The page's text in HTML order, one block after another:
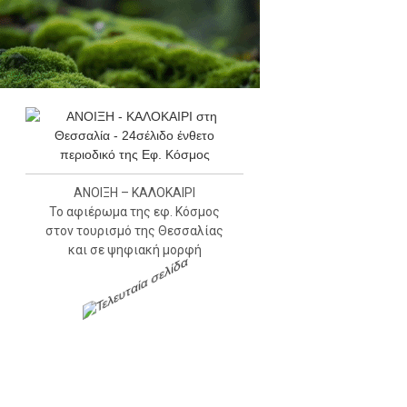
ΑΝΟΙΞΗ – ΚΑΛΟΚΑΙΡΙ
Το αφιέρωμα της εφ. Κόσμος
στον τουρισμό της Θεσσαλίας
και σε ψηφιακή μορφή